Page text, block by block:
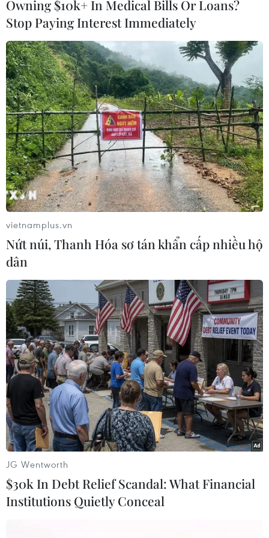
#Vật liệu xây dựng #Ximăng
#Giá thép
#Ổn định giá
Áo
TIN CÙNG CHUYÊN MỤC
Giá vàng hướng tới tuần tăng mạnh
nhất kể từ tháng 1/2026
07/08/2026 08:14
Giá vàng trong nước giảm nhẹ,
thương hiệu SJC lùi về ngưỡng 142,2
triệu đồng
Owning $10k+ In Medical Bills Or Loans?
Stop Paying Interest Immediately
vietnamplus.vn
Nứt núi, Thanh Hóa sơ tán khẩn cấp nhiều hộ
dân
JG Wentworth
$30k In Debt Relief Scandal: What Financial
Institutions Quietly Conceal